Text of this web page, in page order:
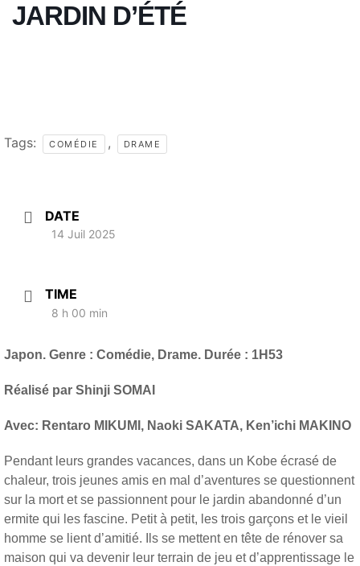
JARDIN D’ÉTÉ
Tags: COMÉDIE , DRAME
DATE
14 Juil 2025
TIME
8 h 00 min
Japon. Genre : Comédie, Drame. Durée : 1H53
Réalisé par Shinji SOMAI
Avec: Rentaro MIKUMI, Naoki SAKATA, Ken’ichi MAKINO
Pendant leurs grandes vacances, dans un Kobe écrasé de
chaleur, trois jeunes amis en mal d’aventures se questionnent
sur la mort et se passionnent pour le jardin abandonné d’un
ermite qui les fascine. Petit à petit, les trois garçons et le vieil
homme se lient d’amitié. Ils se mettent en tête de rénover sa
maison qui va devenir leur terrain de jeu et d’apprentissage le